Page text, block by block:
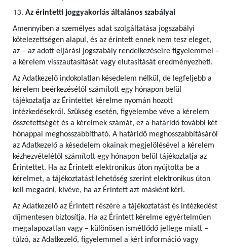
Az érintetti joggyakorlás általános szabályai
Amennyiben a személyes adat szolgáltatása jogszabályi
kötelezettségen alapul, és az érintett ennek nem tesz eleget,
az – az adott eljárási jogszabály rendelkezéseire figyelemmel –
a kérelem visszautasítását vagy elutasítását eredményezheti.
Az Adatkezelő indokolatlan késedelem nélkül, de legfeljebb a
kérelem beérkezésétől számított egy hónapon belül
tájékoztatja az Érintettet kérelme nyomán hozott
intézkedésekről. Szükség esetén, figyelembe véve a kérelem
összetettségét és a kérelmek számát, ez a határidő további két
hónappal meghosszabbítható. A határidő meghosszabbításáról
az Adatkezelő a késedelem okainak megjelölésével a kérelem
kézhezvételétől számított egy hónapon belül tájékoztatja az
Érintettet. Ha az Érintett elektronikus úton nyújtotta be a
kérelmet, a tájékoztatást lehetőség szerint elektronikus úton
kell megadni, kivéve, ha az Érintett azt másként kéri.
Az Adatkezelő az Érintett részére a tájékoztatást és intézkedést
díjmentesen biztosítja. Ha az Érintett kérelme egyértelműen
megalapozatlan vagy – különösen ismétlődő jellege miatt –
túlzó, az Adatkezelő, figyelemmel a kért információ vagy